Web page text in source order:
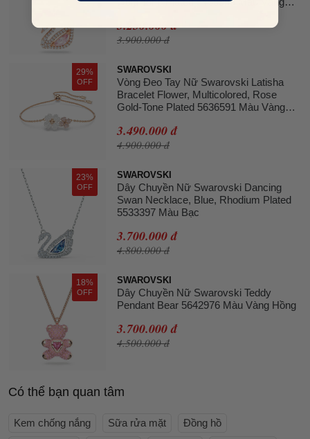
3.250.000 đ
3.900.000 đ
29%
OFF
SWAROVSKI
Vòng Đeo Tay Nữ Swarovski Latisha
Bracelet Flower, Multicolored, Rose
Gold-Tone Plated 5636591 Màu Vàng
3.490.000 đ
4.900.000 đ
23%
OFF
SWAROVSKI
Dây Chuyền Nữ Swarovski Dancing
Swan Necklace, Blue, Rhodium Plated
5533397 Màu Bạc
3.700.000 đ
4.800.000 đ
18%
OFF
SWAROVSKI
Dây Chuyền Nữ Swarovski Teddy
Pendant Bear 5642976 Màu Vàng Hồng
3.700.000 đ
4.500.000 đ
Có thể bạn quan tâm
Kem chống nắng Sữa rửa mặt
Đồng hồ